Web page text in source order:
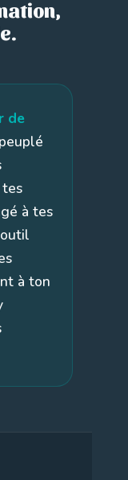
de
à tes
à ton